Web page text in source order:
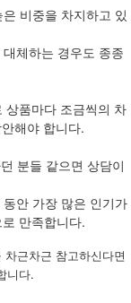
비중을 차지하고 있
체하는 경우도 종종
상품마다 조금씩의 차
해야 합니다.
분들 같으면 상담이
안 가장 많은 인기가
만족합니다.
근차근 참고하신다면
니다.